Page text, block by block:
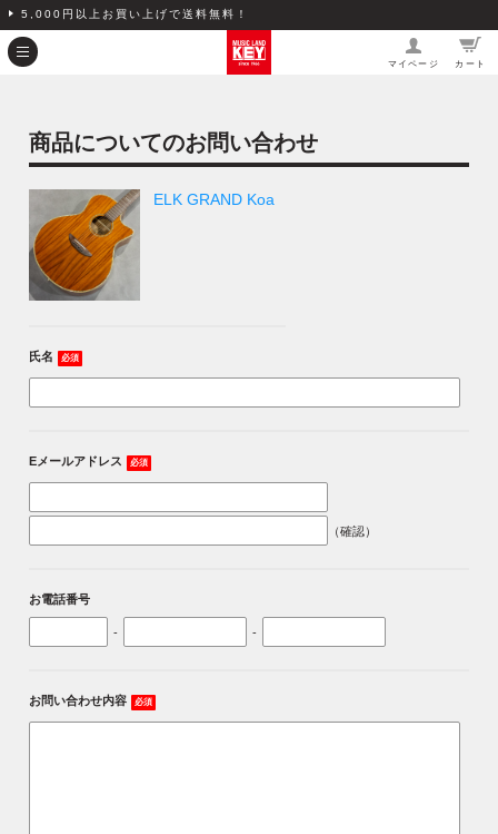
5,000円以上お買い上げで送料無料！
マイページ カート
商品についてのお問い合わせ
ELK GRAND Koa
氏名 必須
Eメールアドレス 必須
（確認）
お電話番号
- -
お問い合わせ内容 必須